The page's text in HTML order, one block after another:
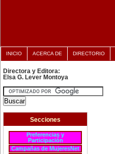
INICIO ACERCA DE DIRECTORIO
Directora y Editora:
Elsa G. Lever Montoya
Secciones
Preferencias y
Participación
Campañas de MujeresNet